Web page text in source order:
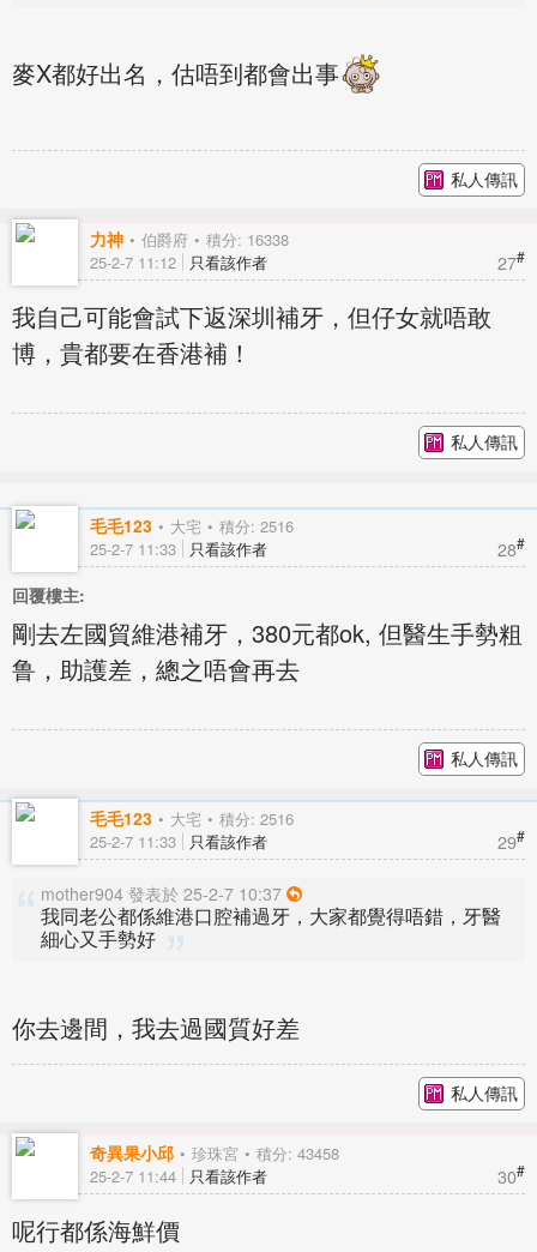
麥X都好出名，估唔到都會出事
私人傳訊
力神 伯爵府 積分: 16338
27#
25-2-7 11:12 只看該作者
我自己可能會試下返深圳補牙，但仔女就唔敢
博，貴都要在香港補！
私人傳訊
毛毛123 大宅 積分: 2516
28#
25-2-7 11:33 只看該作者
回覆樓主:
剛去左國貿維港補牙，380元都ok, 但醫生手勢粗
鲁，助護差，總之唔會再去
私人傳訊
毛毛123 大宅 積分: 2516
29#
25-2-7 11:33 只看該作者
mother904 發表於 25-2-7 10:37
我同老公都係維港口腔補過牙，大家都覺得唔錯，牙醫
細心又手勢好
你去邊間，我去過國質好差
私人傳訊
奇異果小邱 珍珠宮 積分: 43458
30#
25-2-7 11:44 只看該作者
呢行都係海鮮價